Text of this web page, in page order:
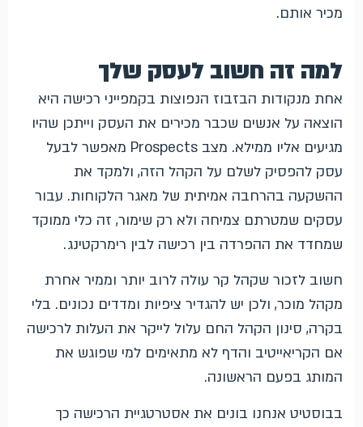
מכיר אותם.
למה זה חשוב לעסק שלך
אחת מנקודות הבזבוז הנפוצות בקמפייני רכישה היא
הוצאה על אנשים שכבר מכירים את העסק וייתכן שהיו
מגיעים אליו ממילא. מצב Prospects מאפשר לבעל
עסק להפסיק לשלם על הקהל הזה, ולמקד את
ההשקעה בהרחבה אמיתית של מאגר הלקוחות. עבור
עסקים שמטרתם צמיחה ולא רק שימור, זה כלי ממוקד
שמחדד את ההפרדה בין רכישה לבין רימרקטינג.
חשוב לזכור שקהל קר עולה לרוב יותר וממיר אחרת
מקהל מוכר, ולכן יש להגדיר ציפיות ומדדים נכונים. בלי
בקרה, סינון הקהל החם עלול לייקר את העלות לרכישה
אם הקריאייטיב והדף לא מתאימים למי שפוגש את
המותג בפעם הראשונה.
בבוסטיט אנחנו בונים את אסטרטגיית הרכישה כך